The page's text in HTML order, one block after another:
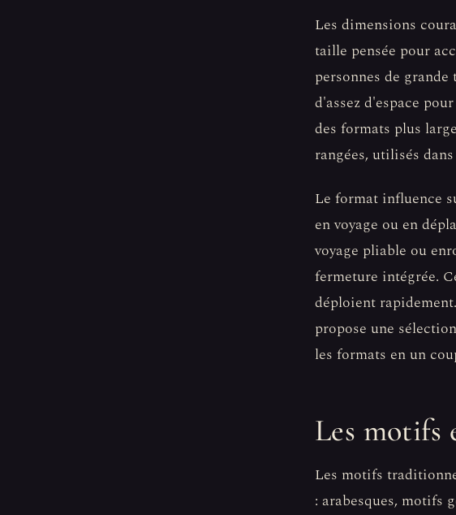
Les dimensions
taille pensée pour
personnes de
d'assez d'espace
des formats plus
rangées, utilisés
Le format influence
en voyage ou en
voyage pliable ou
fermeture intégrée.
déploient
propose une
les formats en un
Les motifs
Les motifs
: arabesques, motifs